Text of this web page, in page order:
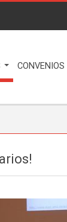
CONVENIOS